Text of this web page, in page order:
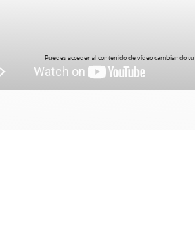
Puedes acceder al contenido de ví­deo cambiando